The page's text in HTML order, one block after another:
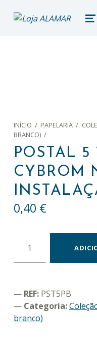
loja alamar
LOJA ONLINE DO MUSEU DA BALEIA – ALAMAR STORE
INÍCIO / PAPELARIA /
BRANCO) /
POSTAL 5
CYBROM
0,40 €
Quantidade de Postal 5 "Sr. José Cybrom na segunda instalação"
REF: PST5PB
Categoria:
branco)